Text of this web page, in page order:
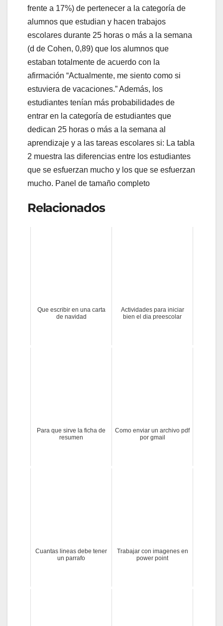
frente a 17%) de pertenecer a la categoría de
alumnos que estudian y hacen trabajos
escolares durante 25 horas o más a la semana
(d de Cohen, 0,89) que los alumnos que
estaban totalmente de acuerdo con la
afirmación “Actualmente, me siento como si
estuviera de vacaciones.” Además, los
estudiantes tenían más probabilidades de
entrar en la categoría de estudiantes que
dedican 25 horas o más a la semana al
aprendizaje y a las tareas escolares si: La tabla
2 muestra las diferencias entre los estudiantes
que se esfuerzan mucho y los que se esfuerzan
mucho. Panel de tamaño completo
Relacionados
Que escribir en una carta
de navidad
Actividades para iniciar
bien el dia preescolar
Para que sirve la ficha de
resumen
Como enviar un archivo pdf
por gmail
Cuantas lineas debe tener
un parrafo
Trabajar con imagenes en
power point